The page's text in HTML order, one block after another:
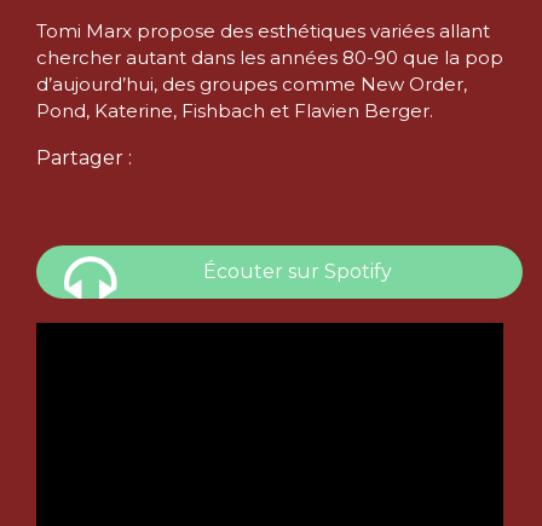
Tomi Marx propose des esthétiques variées allant
chercher autant dans les années 80-90 que la pop
d’aujourd’hui, des groupes comme New Order,
Pond, Katerine, Fishbach et Flavien Berger.
Partager :
Écouter sur Spotify